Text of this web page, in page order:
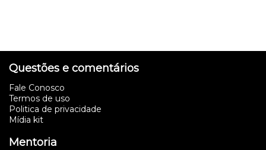
Questões e comentários
Fale Conosco
Termos de uso
Politica de privacidade
Mídia kit
Mentoria